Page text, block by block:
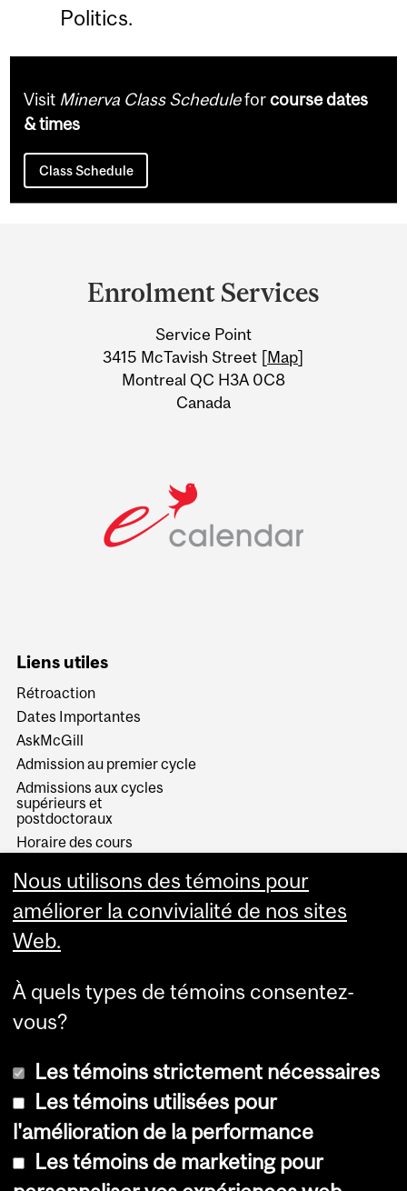
Politics.
Visit Minerva Class Scheduleforcourse dates
& times
Class Schedule
Information
Enrolment Services
Service Point
3415 McTavish Street [Map]
Montreal QC H3A 0C8
Canada
Liens utiles
Rétroaction
Dates Importantes
AskMcGill
Admission au premier cycle
Admissions aux cycles
supérieurs et
postdoctoraux
Horaire des cours
Services aux étudiants
© Université McGill, 2026
Accessibilité
Nous utilisons des témoins pour
améliorer la convivialité de nos sites
Web.
À quels types de témoins consentez-
vous?
Les témoins strictement nécessaires
Les témoins utilisées pour
l'amélioration de la performance
Les témoins de marketing pour